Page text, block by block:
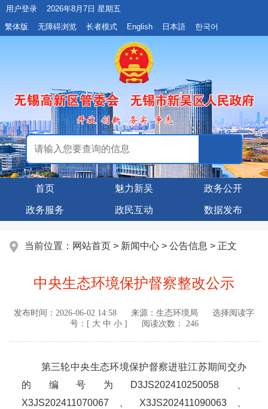
用户登录
2026年8月7日 星期五
繁体版
无障碍浏览 长者模式 English 日本語 한국어
首页 魅力新吴 政务公开
政务服务 政民互动 数据发布
当前位置： 网站首页 > 新闻中心 > 公告信息 > 正文
中央生态环境保护督察整改公示
发布时间： 2026-06-02 14:58 来源： 生态环境局
选择阅读字
号：[ 大 中 小] 阅读次数： 246
第三轮中央生态环境保护督察进驻江苏期间交办
的编号为D3JS202410250058、
X3JS202411070067、X3JS202411090063、